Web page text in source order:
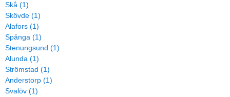
Skå (1)
Skövde (1)
Alafors (1)
Spånga (1)
Stenungsund (1)
Alunda (1)
Strömstad (1)
Anderstorp (1)
Svalöv (1)